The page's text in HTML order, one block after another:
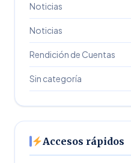
Noticias
Noticias
Rendición de Cuentas
Sin categoría
Accesos rápidos